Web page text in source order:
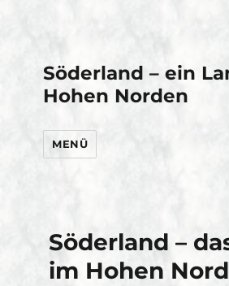
Söderland – ein
Hohen Norden
MENÜ
Söderland –
im Hohen